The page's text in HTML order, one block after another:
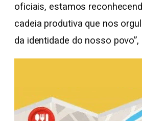
oficiais, estamos
cadeia produtiva que nos
da identidade do nosso